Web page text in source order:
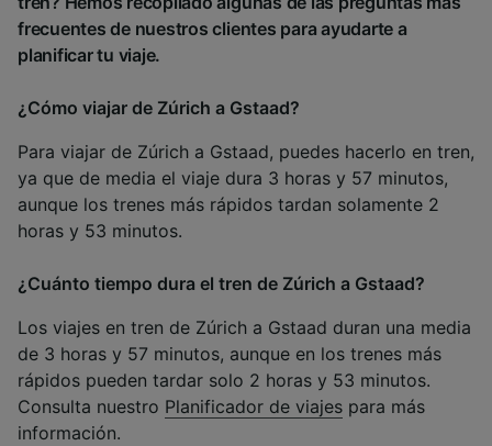
frecuentes de nuestros clientes para ayudarte a
planificar tu viaje.
¿Cómo viajar de Zúrich a Gstaad?
Para viajar de Zúrich a Gstaad, puedes hacerlo en tren,
ya que de media el viaje dura 3 horas y 57 minutos,
aunque los trenes más rápidos tardan solamente 2
horas y 53 minutos.
¿Cuánto tiempo dura el tren de Zúrich a Gstaad?
Los viajes en tren de Zúrich a Gstaad duran una media
de 3 horas y 57 minutos, aunque en los trenes más
rápidos pueden tardar solo 2 horas y 53 minutos.
Consulta nuestro Planificador de viajes para más
información.